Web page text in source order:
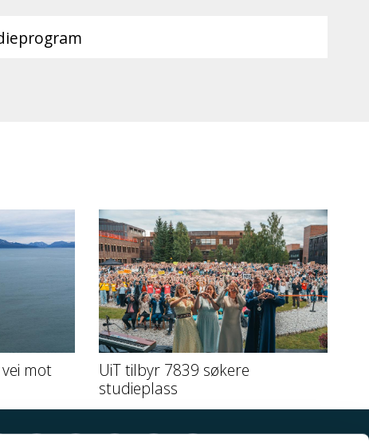
mot
UiT tilbyr 7839 søkere
studieplass